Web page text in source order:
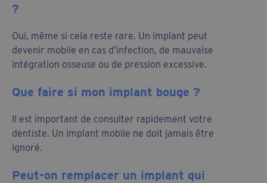
?
Oui, même si cela reste rare. Un implant peut
devenir mobile en cas d’infection, de mauvaise
intégration osseuse ou de pression excessive.
Que faire si mon implant bouge ?
Il est important de consulter rapidement votre
dentiste. Un implant mobile ne doit jamais être
ignoré.
Peut-on remplacer un implant qui